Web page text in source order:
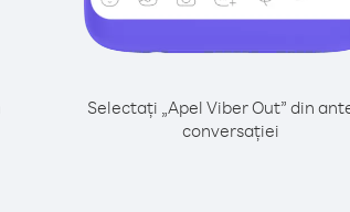
Selectați „Apel Viber Out” din
conversației